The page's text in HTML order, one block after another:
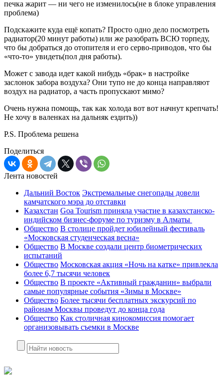
печка жарит — ни чего не изменилось(не в блоке управления
проблема)
Подскажите куда ещё копать? Просто одно дело посмотреть
радиатор(20 минут работы) или же разобрать ВСЮ торпеду,
что бы добраться до отопителя и его серво-приводов, что бы
«что-то» увидеть(пол дня работы).
Может с завода идет какой нибудь «брак» в настройке
заслонок забора воздуха? Они тупо не до конца направляют
воздух на радиатор, а часть пропускают мимо?
Очень нужна помощь, так как холода вот вот начнут крепчать!
Не хочу в валенках на дальняк ездить))
P.S. Проблема решена
Поделиться
Лента новостей
Дальний Восток Экстремальные снегопады довели
камчатского мэра до отставки
Казахстан Goa Tourism приняла участие в казахстанско-
индийском бизнес-форуме по туризму в Алматы
Общество В столице пройдет юбилейный фестиваль
«Московская студенческая весна»
Общество В Москве создали центр биометрических
испытаний
Общество Московская акция «Ночь на катке» привлекла
более 6,7 тысячи человек
Общество В проекте «Активный гражданин» выбрали
самые популярные события «Зимы в Москве»
Общество Более тысячи бесплатных экскурсий по
районам Москвы проведут до конца года
Общество Как столичная кинокомиссия помогает
организовывать съемки в Москве